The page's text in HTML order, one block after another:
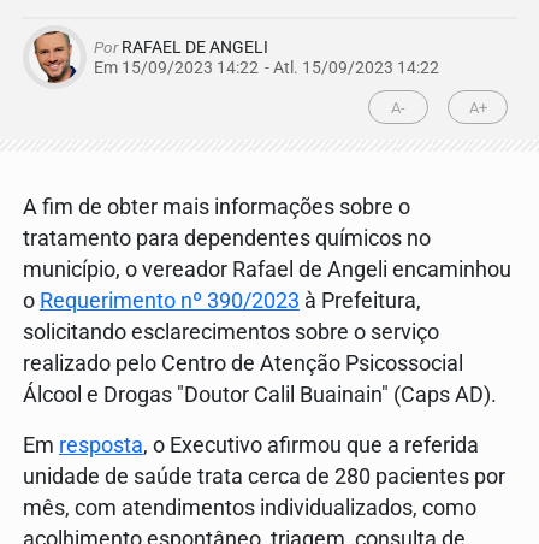
PorRAFAEL DE ANGELI
Em 15/09/2023 14:22 - Atl. 15/09/2023 14:22
A- A+
A fim de obter mais informações sobre o
tratamento para dependentes químicos no
município, o vereador Rafael de Angeli encaminhou
o Requerimento nº 390/2023 à Prefeitura,
solicitando esclarecimentos sobre o serviço
realizado pelo Centro de Atenção Psicossocial
Álcool e Drogas "Doutor Calil Buainain" (Caps AD).
Em resposta, o Executivo afirmou que a referida
unidade de saúde trata cerca de 280 pacientes por
mês, com atendimentos individualizados, como